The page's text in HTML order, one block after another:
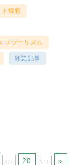
情報
コツーリズム
雑誌記事
20
»